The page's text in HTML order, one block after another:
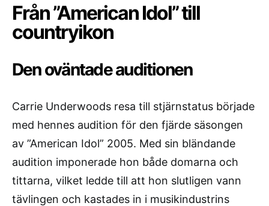
Från ”American Idol” till
countryikon
Den oväntade auditionen
Carrie Underwoods resa till stjärnstatus började
med hennes audition för den fjärde säsongen
av ”American Idol” 2005. Med sin bländande
audition imponerade hon både domarna och
tittarna, vilket ledde till att hon slutligen vann
tävlingen och kastades in i musikindustrins